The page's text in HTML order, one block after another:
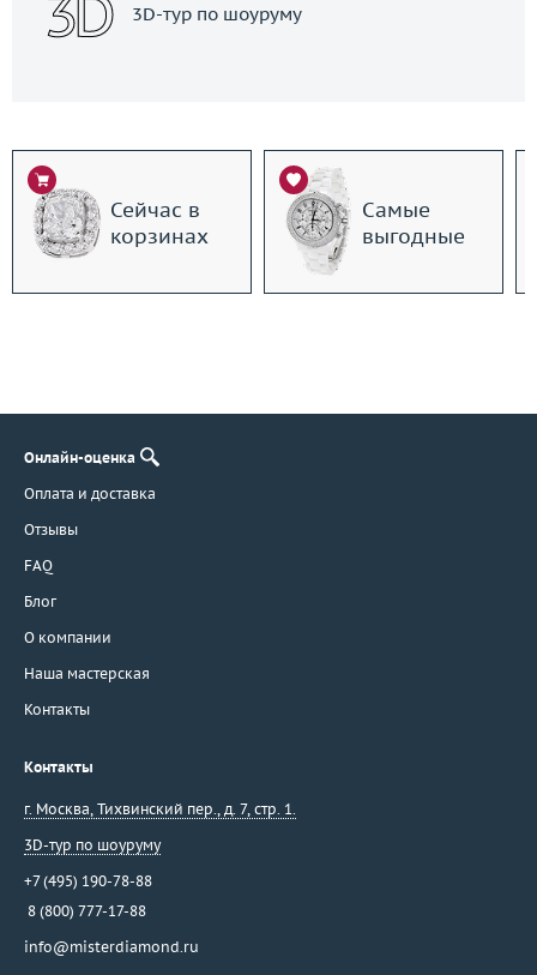
3D-тур по шоуруму
Сейчас в
корзинах
Самые
выгодные
Онлайн-оценка
Оплата и доставка
Отзывы
FAQ
Блог
О компании
Наша мастерская
Контакты
Контакты
г. Москва, Тихвинский пер., д. 7, стр. 1.
3D-тур по шоуруму
+7 (495) 190-78-88
8 (800) 777-17-88
info@misterdiamond.ru